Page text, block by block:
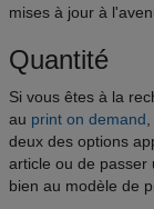
mises à jour à
Quantité
Si vous êtes à la
au print on demand
deux des options
article ou de passer
bien au modèle de